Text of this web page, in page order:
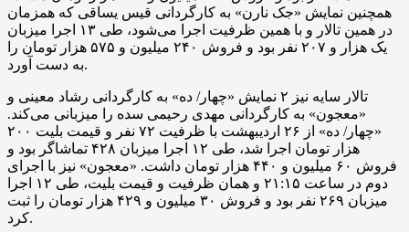
همچنین نمایش «جک نارن» به کارگردانی قیس یساقی که همزمان
در همین تالار و با همین ظرفیت اجرا می‌شود، طی ۱۳ اجرا میزبان
یک هزار و ۲۰۷ نفر بود و فروش ۲۴۰ میلیون و ۵۷۵ هزار تومان را
به دست آورد.
تالار سایه نیز ۲ نمایش «چهار/ ده» به کارگردانی رشاد معینی و
«معجون» به کارگردانی مهدی رحیمی سده را میزبانی می‌کند.
«چهار/ ده» از ۲۶ اردیبهشت با ظرفیت ۷۲ نفر و قیمت بلیت ۲۰۰
هزار تومان اجرا شد، طی ۱۲ اجرا میزبان ۴۲۸ تماشاگر بود و
فروش ۶۰ میلیون و ۴۴۰ هزار تومان داشت. «معجون» نیز با اجرای
دوم در ساعت ۲۱:۱۵ و همان ظرفیت و قیمت بلیت، طی ۱۲ اجرا
میزبان ۲۶۹ نفر بود و فروش ۳۰ میلیون و ۴۲۹ هزار تومان را ثبت
کرد.